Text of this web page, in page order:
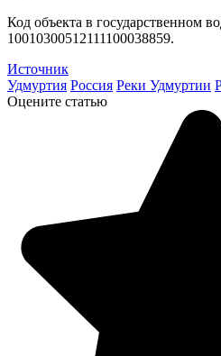
Код объекта в государственном
10010300512111100038859.
Источник
Удмуртия Россия Реки Удмуртии
Оцените статью